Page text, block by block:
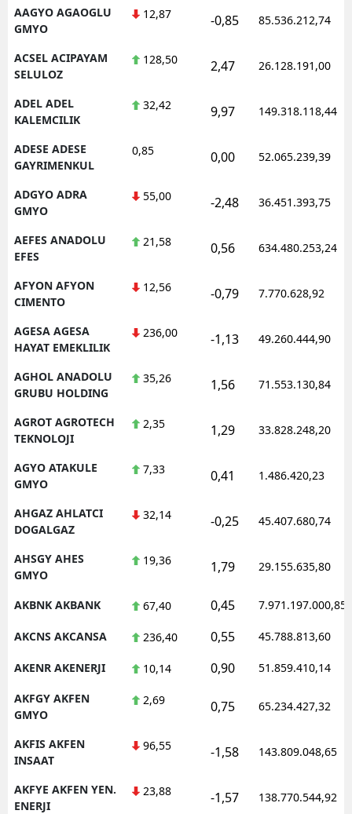
AAGYO AGAOGLU
GMYO
12,87 -0,85 85.536.212,74
ACSEL ACIPAYAM
SELULOZ
128,50 2,47 26.128.191,00
ADEL ADEL
KALEMCILIK
32,42 9,97 149.318.118,44
ADESE ADESE
GAYRIMENKUL
0,85 0,00 52.065.239,39
ADGYO ADRA
GMYO
55,00 -2,48 36.451.393,75
AEFES ANADOLU
EFES
21,58 0,56 634.480.253,24
AFYON AFYON
CIMENTO
12,56 -0,79 7.770.628,92
AGESA AGESA
HAYAT EMEKLILIK
236,00 -1,13 49.260.444,90
AGHOL ANADOLU
GRUBU HOLDING
35,26 1,56 71.553.130,84
AGROT AGROTECH
TEKNOLOJI
2,35 1,29 33.828.248,20
AGYO ATAKULE
GMYO
7,33 0,41 1.486.420,23
AHGAZ AHLATCI
DOGALGAZ
32,14 -0,25 45.407.680,74
AHSGY AHES
GMYO
19,36 1,79 29.155.635,80
AKBNK AKBANK 67,40 0,45 7.971.197.000,85
AKCNS AKCANSA 236,40 0,55 45.788.813,60
AKENR AKENERJI 10,14 0,90 51.859.410,14
AKFGY AKFEN
GMYO
2,69 0,75 65.234.427,32
AKFIS AKFEN
INSAAT
96,55 -1,58 143.809.048,65
AKFYE AKFEN YEN.
ENERJI
23,88 -1,57 138.770.544,92